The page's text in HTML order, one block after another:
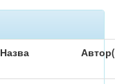
Назва